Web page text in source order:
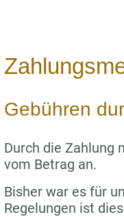
Gebühren
Durch die Zahlung
vom Betrag an.
Bisher war es für
Regelungen ist